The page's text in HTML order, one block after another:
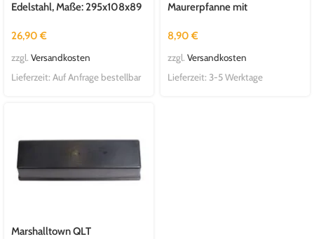
Edelstahl, Maße: 295x108x89
26,90€
zzgl. Versandkosten
Lieferzeit: Auf Anfrage bestellbar
Maurerpfanne mit
Maße: 352x121x83 mm
8,90€
zzgl. Versandkosten
Lieferzeit: 3-5 Werktage
Marshalltown QLT